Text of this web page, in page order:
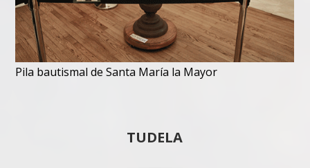
Pila bautismal de Santa María la Mayor
TUDELA